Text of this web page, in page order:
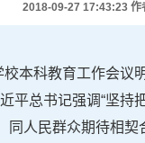
2018-09-27 17:43:23作
本科教育工作会议
平总书记强调“坚
人民群众期待相